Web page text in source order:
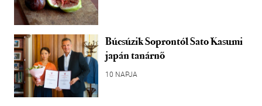
Búcsúzik Soprontól Sato Kasumi
japán tanárnő
10 NAPJA